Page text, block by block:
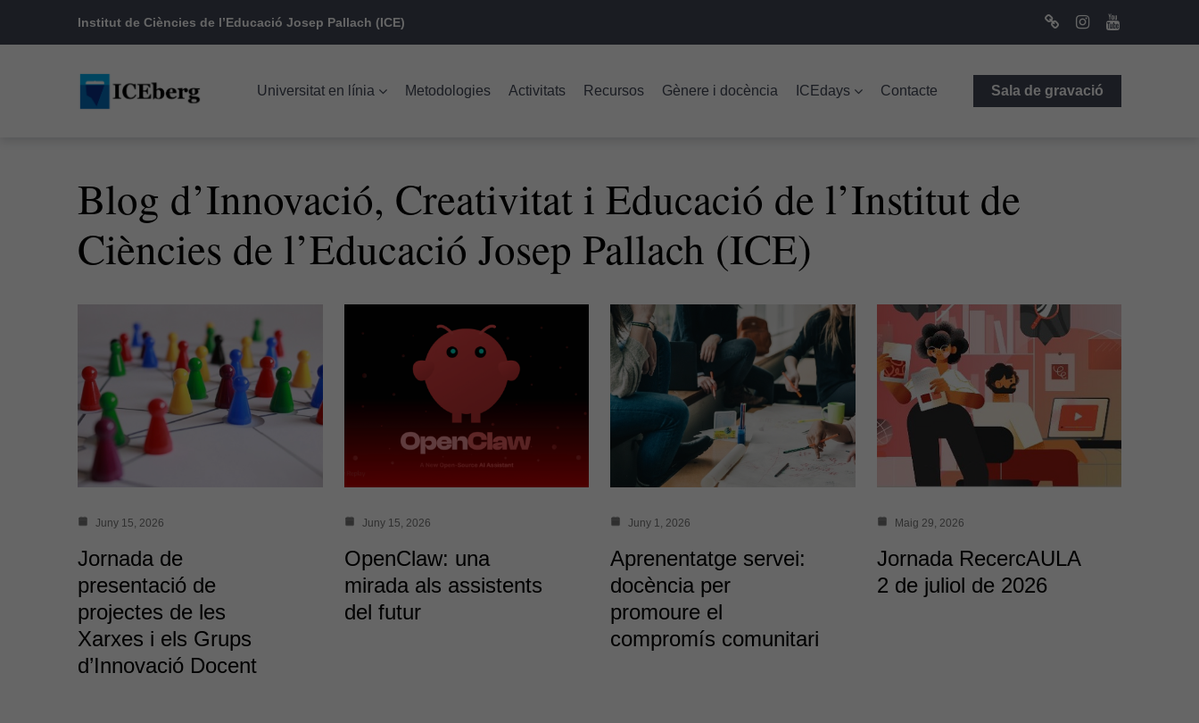
to
navigation
to
to
Institut de Ciències de l’Educació Josep Pallach (ICE)
Universitat en línia Metodologies Activitats Recursos Gènere i docència ICEdays Contacte Sala de gravació
Blog d’Innovació, Creativitat i Educació de l’Institut de
Ciències de l’Educació Josep Pallach (ICE)
Juny 15, 2026
Jornada de
presentació de
projectes de les
Xarxes i els Grups
d’Innovació Docent
Juny 15, 2026
OpenClaw: una
mirada als assistents
del futur
Juny 1, 2026
Aprenentatge servei:
docència per
promoure el
compromís comunitari
Maig 29, 2026
Jornada RecercAULA
2 de juliol de 2026